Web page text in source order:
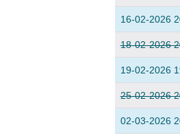
16-02-2026
18-02-2026
19-02-2026
25-02-2026
02-03-2026